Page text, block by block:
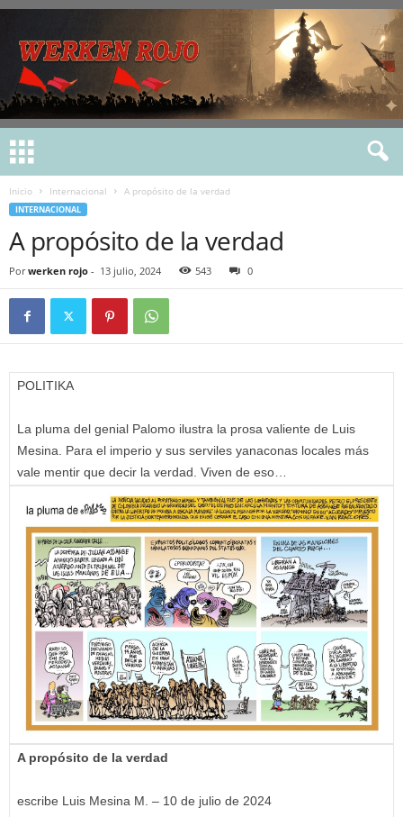
Inicio Internacional A propósito de la verdad
INTERNACIONAL
A propósito de la verdad
Por werken rojo - 13 julio, 2024 543 0
POLITIKA
La pluma del genial Palomo ilustra la prosa valiente de Luis
Mesina. Para el imperio y sus serviles yanaconas locales más
vale mentir que decir la verdad. Viven de eso…
A propósito de la verdad
escribe Luis Mesina M. – 10 de julio de 2024